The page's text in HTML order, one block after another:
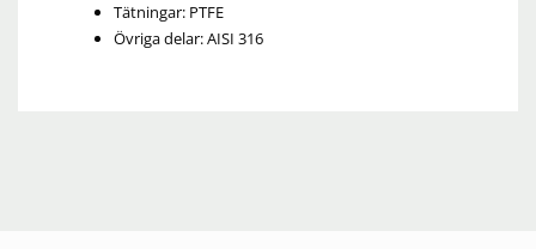
Tätningar: PTFE
Övriga delar: AISI 316